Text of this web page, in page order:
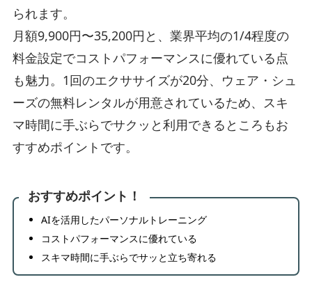
られます。
月額9,900円〜35,200円と、業界平均の1/4程度の
料金設定でコストパフォーマンスに優れている点
も魅力。1回のエクササイズが20分、ウェア・シュ
ーズの無料レンタルが用意されているため、スキ
マ時間に手ぶらでサクッと利用できるところもお
すすめポイントです。
おすすめポイント！
AIを活用したパーソナルトレーニング
コストパフォーマンスに優れている
スキマ時間に手ぶらでサッと立ち寄れる